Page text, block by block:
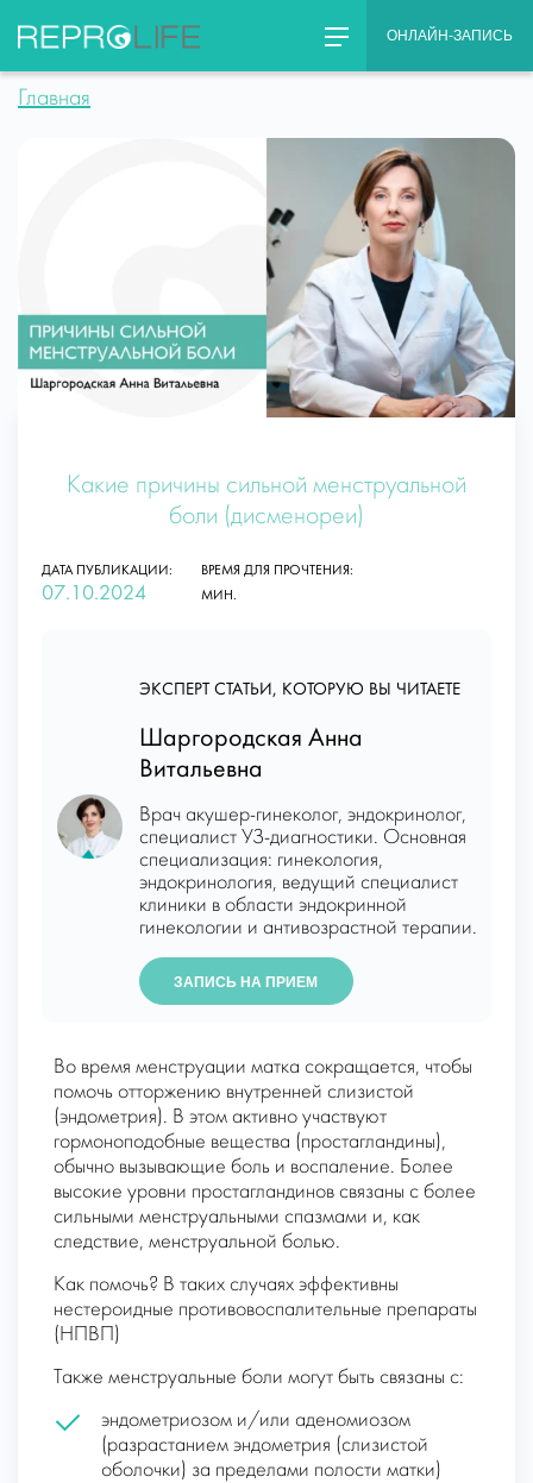
content
ОНЛАЙН-ЗАПИСЬ
Главная
Какие причины сильной менструальной
боли (дисменореи)
ДАТА ПУБЛИКАЦИИ:
07.10.2024
ВРЕМЯ ДЛЯ ПРОЧТЕНИЯ:
МИН.
ЭКСПЕРТ СТАТЬИ, КОТОРУЮ ВЫ ЧИТАЕТЕ
Шаргородская Анна
Витальевна
Врач акушер-гинеколог, эндокринолог,
специалист УЗ-диагностики. Основная
специализация: гинекология,
эндокринология, ведущий специалист
клиники в области эндокринной
гинекологии и антивозрастной терапии.
ЗАПИСЬ НА ПРИЕМ
Во время менструации матка сокращается, чтобы
помочь отторжению внутренней слизистой
(эндометрия). В этом активно участвуют
гормоноподобные вещества (простагландины),
обычно вызывающие боль и воспаление. Более
высокие уровни простагландинов связаны с более
сильными менструальными спазмами и, как
следствие, менструальной болью.
Как помочь? В таких случаях эффективны
нестероидные противовоспалительные препараты
(НПВП)
Также менструальные боли могут быть связаны с:
эндометриозом и/или аденомиозом
(разрастанием эндометрия (слизистой
оболочки) за пределами полости матки)